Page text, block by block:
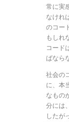
常に実
なけれ
のコー
もしれ
コード
ばなら
社会の
に、本
なもの
分には
したが